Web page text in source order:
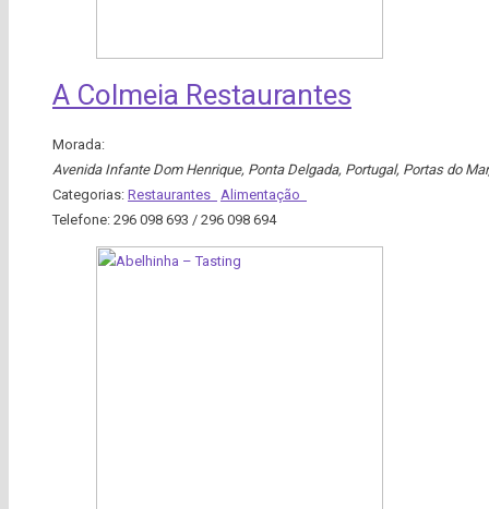
A Colmeia Restaurantes
Morada:
Avenida Infante Dom Henrique, Ponta Delgada, Portugal, Portas do
Categorias: Restaurantes
Alimentação
Telefone: 296 098 693 / 296 098 694